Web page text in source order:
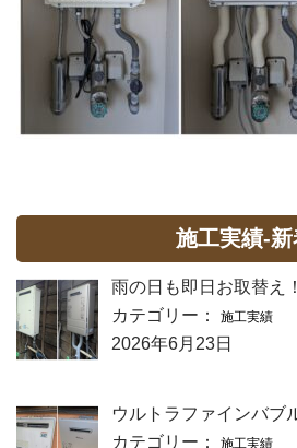
施工実績-新
雨の日も即日お取替え！
カテゴリー：
施工実績
2026年6月23日
ウルトラファインバブ
カテゴリー：
施工実績